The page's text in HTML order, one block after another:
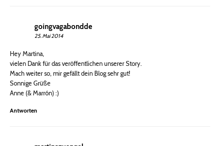
goingvagabondde
25. Mai 2014
Hey Martina,
vielen Dank für das veröffentlichen unserer Story.
Mach weiter so, mir gefällt dein Blog sehr gut!
Sonnige Grüße
Anne (& Marrón) :)
Antworten